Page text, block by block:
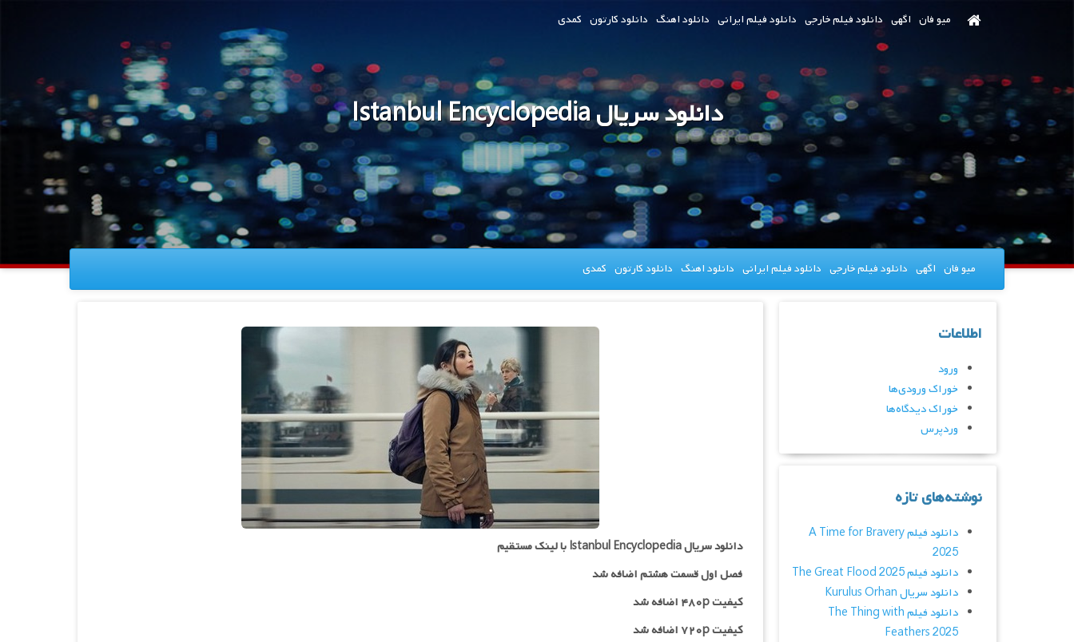
میو فان اگهی دانلود فیلم خارجی دانلود فیلم ایرانی دانلود اهنگ دانلود کارتون کمدی
دانلود سریال Istanbul Encyclopedia
میو فان اگهی دانلود فیلم خارجی دانلود فیلم ایرانی دانلود اهنگ دانلود کارتون کمدی
دانلود سریال Istanbul Encyclopedia با لینک مستقیم
فصل اول قسمت هشتم اضافه شد
کیفیت ۴۸۰p اضافه شد
کیفیت ۷۲۰p
اضافه شد
اطلاعات
ورود
خوراک ورودی‌ها
خوراک دیدگاه‌ها
وردپرس
نوشته‌های تازه
دانلود فیلم A Time for Bravery
2025
دانلود فیلم The Great Flood 2025
دانلود سریال Kurulus Orhan
دانلود فیلم The Thing with
Feathers 2025